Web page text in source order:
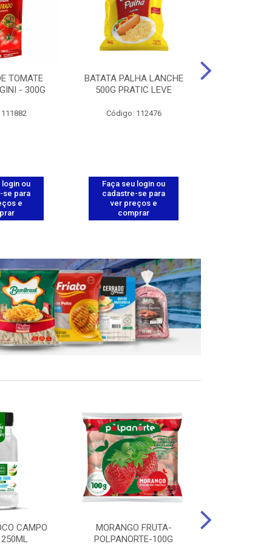
TOMATE
- 300G
login ou
se para
e
BATATA PALHA LANCHE
500G PRATIC LEVE
Código: 112476
Faça seu login ou
cadastre-se para
ver preços e
comprar
CAMPO
MORANGO FRUTA-
POLPANORTE-100G